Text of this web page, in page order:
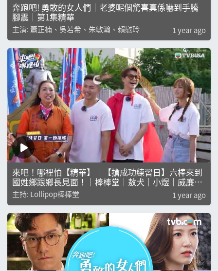
奔跑吧! 勇敢的女人們｜老婆呢個驚喜真係嚇到手騰
腳震｜第1集精華
主演: 蕭正楠、吳若希、朱敏瀚、賴慰玲 1 year ago
來吧！哪裡怕【精華】｜【搶成功練習日】六棒來到
國姓鄉跟鄉長見面！｜棒棒堂｜敖犬｜小煜｜威廉｜
阿緯｜小傑｜王子
主持: Lollipop棒棒堂 1 year ago